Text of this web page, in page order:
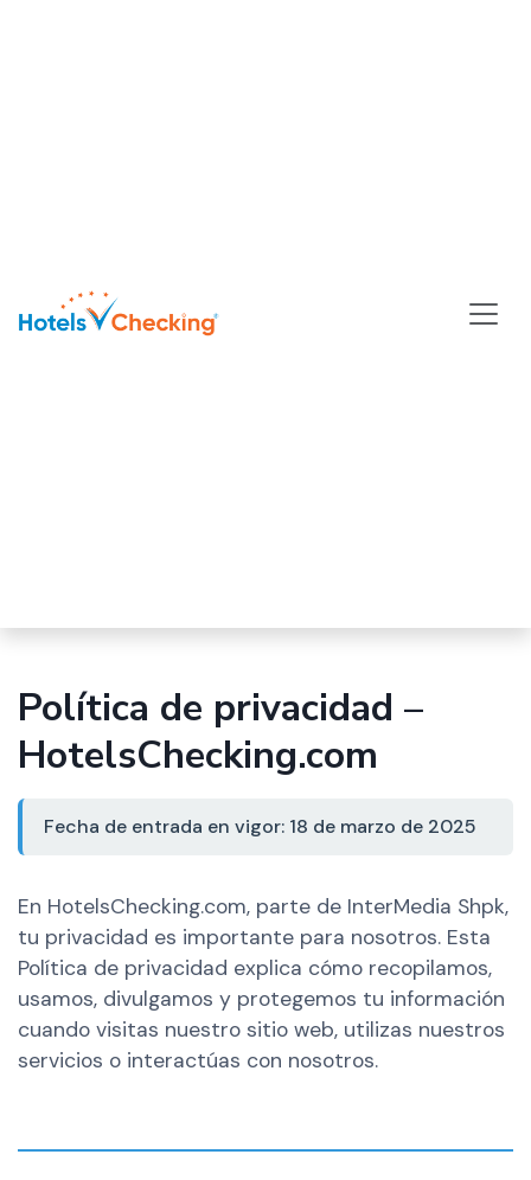
Política de privacidad –
HotelsChecking.com
Fecha de entrada en vigor: 18 de marzo de 2025
En HotelsChecking.com, parte de InterMedia Shpk,
tu privacidad es importante para nosotros. Esta
Política de privacidad explica cómo recopilamos,
usamos, divulgamos y protegemos tu información
cuando visitas nuestro sitio web, utilizas nuestros
servicios o interactúas con nosotros.